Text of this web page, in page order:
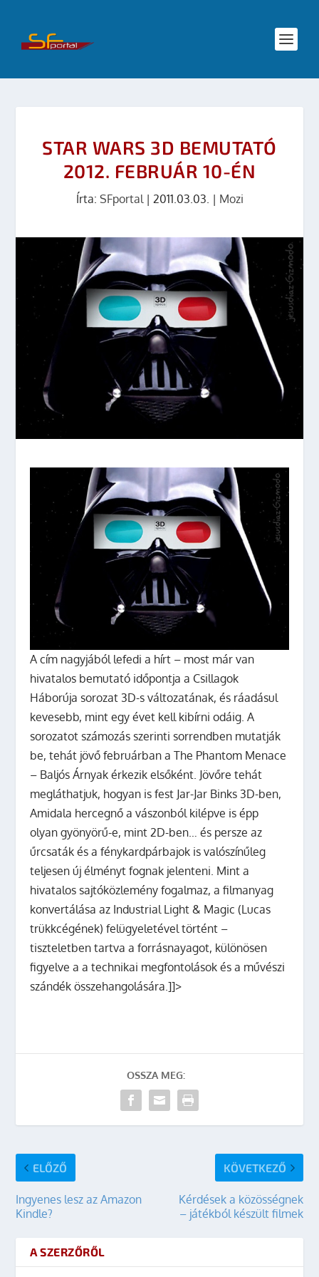
STAR WARS 3D BEMUTATÓ
2012. FEBRUÁR 10-ÉN
Írta: SFportal| 2011.03.03. | Mozi
A cím nagyjából lefedi a hírt – most már van
hivatalos bemutató időpontja a Csillagok
Háborúja sorozat 3D-s változatának, és ráadásul
kevesebb, mint egy évet kell kibírni odáig.A
sorozatot számozás szerinti sorrendben mutatják
be, tehát jövő februárban aThe Phantom Menace
– Baljós Árnyak érkezik elsőként. Jövőre tehát
megláthatjuk, hogyan is fest Jar-Jar Binks 3D-ben,
Amidala hercegnő a vászonból kilépve is épp
olyan gyönyörű-e, mint 2D-ben… és persze az
űrcsaták és a fénykardpárbajok is valószínűleg
teljesen új élményt fognak jelenteni. Mint a
hivatalos sajtóközlemény fogalmaz, a filmanyag
konvertálása az Industrial Light & Magic (Lucas
trükkcégének) felügyeletével történt –
tiszteletben tartva a forrásnayagot, különösen
figyelve a a technikai megfontolások és a művészi
szándék összehangolására.]]>
OSSZA MEG:
ELŐZŐ
Ingyenes lesz az Amazon
Kindle?
KÖVETKEZŐ
Kérdések a közösségnek
– játékból készült filmek
A SZERZŐRŐL